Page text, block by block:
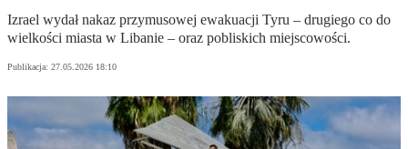
Izrael wydał nakaz przymusowej ewakuacji Tyru – drugiego co do
wielkości miasta w Libanie – oraz pobliskich miejscowości.
Publikacja: 27.05.2026 18:10